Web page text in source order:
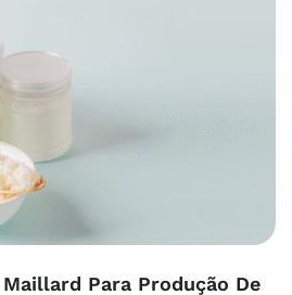
Maillard Para Produção De